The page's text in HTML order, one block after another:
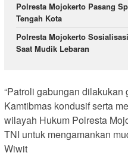
Polresta Mojokerto Pasang
Tengah Kota
Polresta Mojokerto
Saat Mudik Lebaran
“Patroli gabungan
Kamtibmas kondusif serta
wilayah Hukum Polresta
TNI untuk mengamankan
Wiwit